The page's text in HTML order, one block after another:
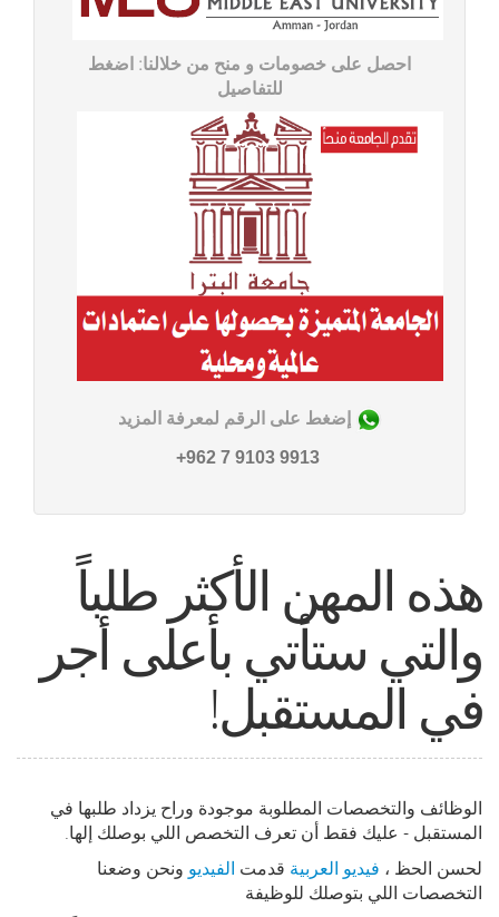
احصل على خصومات و منح من خلالنا: اضغط
للتفاصیل
إضغط على الرقم لمعرفة المزيد
9913 9103 7 962+
هذه المهن الأكثر طلباً
والتي ستأتي بأعلى أجر
في المستقبل!
الوظائف والتخصصات المطلوبة موجودة وراح يزداد طلبها في
المستقبل - عليك فقط أن تعرف التخصص اللي بوصلك إلها.
لحسن الحظ ، فيديو العربية قدمت الفيديو ونحن وضعنا
التخصصات اللي بتوصلك للوظيفة